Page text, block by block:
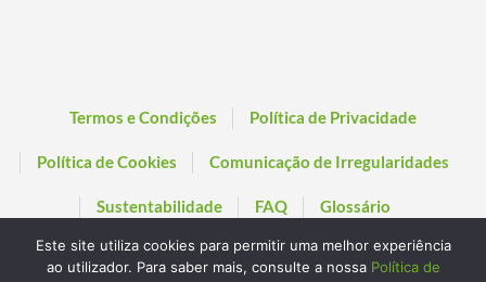
Termos e Condições Política de Privacidade
Política de Cookies Comunicação de Irregularidades
Sustentabilidade FAQ Glossário
Este site utiliza cookies para permitir uma melhor experiência
ao utilizador. Para saber mais, consulte a nossa Política de